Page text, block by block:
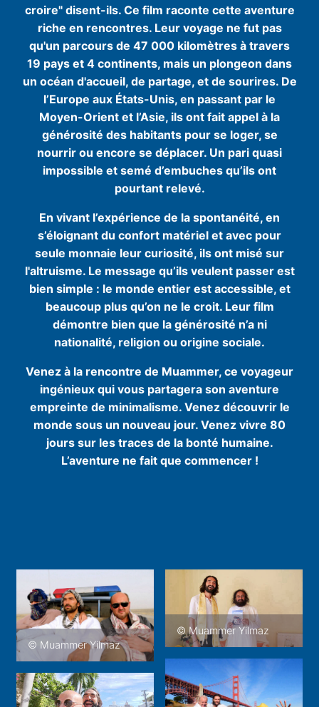
croire" disent-ils. Ce film raconte cette aventure
riche en rencontres. Leur voyage ne fut pas
qu'un parcours de 47 000 kilomètres à travers
19 pays et 4 continents, mais un plongeon dans
un océan d'accueil, de partage, et de sourires. De
l’Europe aux États-Unis, en passant par le
Moyen-Orient et l’Asie, ils ont fait appel à la
générosité des habitants pour se loger, se
nourrir ou encore se déplacer. Un pari quasi
impossible et semé d’embuches qu’ils ont
pourtant relevé.
En vivant l’expérience de la spontanéité, en
s’éloignant du confort matériel et avec pour
seule monnaie leur curiosité, ils ont misé sur
l'altruisme. Le message qu’ils veulent passer est
bien simple : le monde entier est accessible, et
beaucoup plus qu’on ne le croit. Leur film
démontre bien que la générosité n’a ni
nationalité, religion ou origine sociale.
Venez à la rencontre de Muammer, ce voyageur
ingénieux qui vous partagera son aventure
empreinte de minimalisme. Venez découvrir le
monde sous un nouveau jour. Venez vivre 80
jours sur les traces de la bonté humaine.
L’aventure ne fait que commencer !
© Muammer Yilmaz
© Muammer Yilmaz